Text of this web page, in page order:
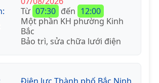
Từ 07:30 đến 12:00
Một phần KH phường Kinh
Bắc
Bảo trì, sửa chữa lưới điện